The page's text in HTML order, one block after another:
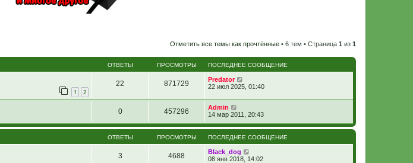
Отметить все темы как прочтённые • 6 тем • Страница 1 из 1
ОТВЕТЫ ПРОСМОТРЫ ПОСЛЕДНЕЕ СООБЩЕНИЕ
1 2
22 871729
Predator
22 июл 2025, 01:40
0 457296
Admin
14 мар 2011, 20:43
ОТВЕТЫ ПРОСМОТРЫ ПОСЛЕДНЕЕ СООБЩЕНИЕ
3 4688
Black_dog
08 янв 2018, 14:02